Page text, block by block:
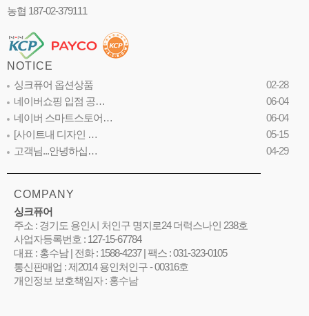
농협 187-02-379111
NOTICE
싱크퓨어 옵션상품
02-28
네이버쇼핑 입점 공…
06-04
네이버 스마트스토어…
06-04
[사이트내 디자인 …
05-15
고객님...안녕하십…
04-29
COMPANY
싱크퓨어
주소 : 경기도 용인시 처인구 명지로24 더럭스나인 238호
사업자등록번호 : 127-15-67784
대표 : 홍수남 | 전화 : 1588-4237 | 팩스 : 031-323-0105
통신판매업 : 제2014 용인처인구 - 00316호
개인정보 보호책임자 : 홍수남